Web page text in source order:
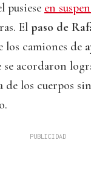
pusiese en
El paso de
camiones de
se acordaron
de los cuerpos